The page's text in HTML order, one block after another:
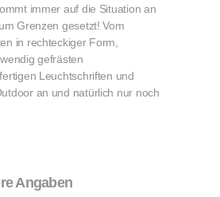
immer auf die Situation an
Grenzen gesetzt! Vom
in rechteckiger Form,
gefrästen
Leuchtschriften und
an und natürlich nur noch
Angaben